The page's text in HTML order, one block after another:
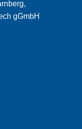
gGmbH